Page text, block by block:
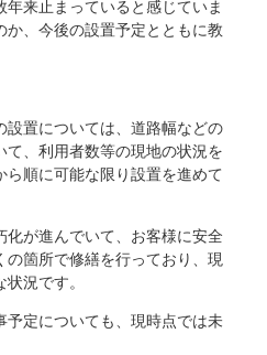
年来止まっていると感じていま
、今後の設置予定とともに教
置については、道路幅などの
、利用者数等の現地の状況を
順に可能な限り設置を進めて
化が進んでいて、お客様に安全
箇所で修繕を行っており、現
況です。
予定についても、現時点では未